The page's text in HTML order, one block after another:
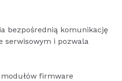
bezpośrednią komunikację
serwisowym i pozwala
firmware